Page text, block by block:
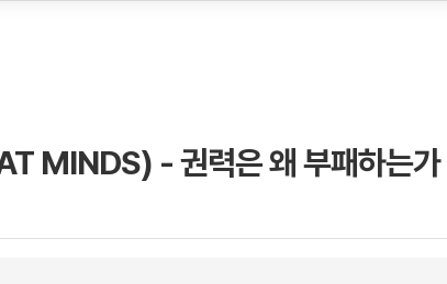
테마강의
서비스도움말
MINDS) - 권력은 왜 부패하는가